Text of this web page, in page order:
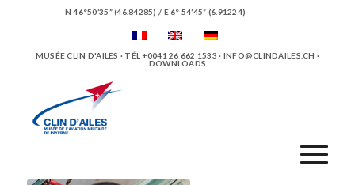
N 46°50’35” (46.84285) / E 6° 54’45” (6.91224)
MUSÉE CLIN D'AILES · TÉL +0041 26 662 1533 · INFO@CLINDAILES.CH ·
DOWNLOADS